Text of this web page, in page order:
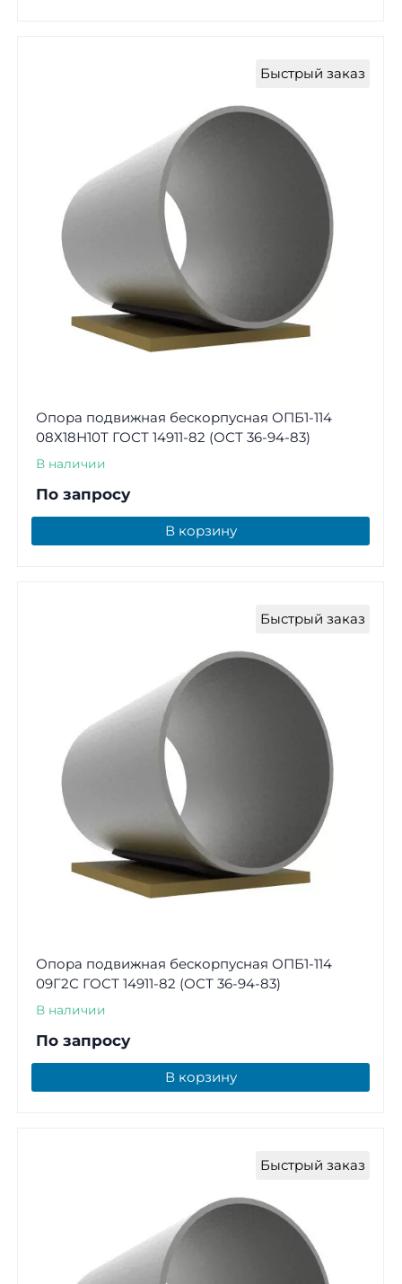
Быстрый заказ
Опора подвижная бескорпусная ОПБ1-114
08Х18Н10Т ГОСТ 14911-82 (ОСТ 36-94-83)
В наличии
По запросу
В корзину
Быстрый заказ
Опора подвижная бескорпусная ОПБ1-114
09Г2С ГОСТ 14911-82 (ОСТ 36-94-83)
В наличии
По запросу
В корзину
Быстрый заказ